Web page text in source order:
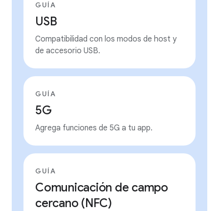
GUÍA
USB
Compatibilidad con los modos de host y
de accesorio USB.
GUÍA
5G
Agrega funciones de 5G a tu app.
GUÍA
Comunicación de campo
cercano (NFC)